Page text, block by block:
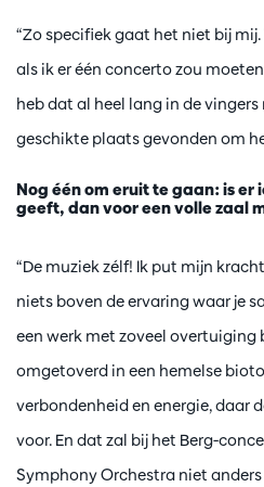
“Zo specifiek gaat het niet bij
als ik er één concerto zou
heb dat al heel lang in de
geschikte plaats gevonden om
Nog één om eruit te gaan: is er
geeft, dan voor een volle zaal
“De muziek zélf! Ik put mijn
niets boven de ervaring waar je
een werk met zoveel
omgetoverd in een hemelse
verbondenheid en energie, daar
voor. En dat zal bij het Berg-
Symphony Orchestra niet anders